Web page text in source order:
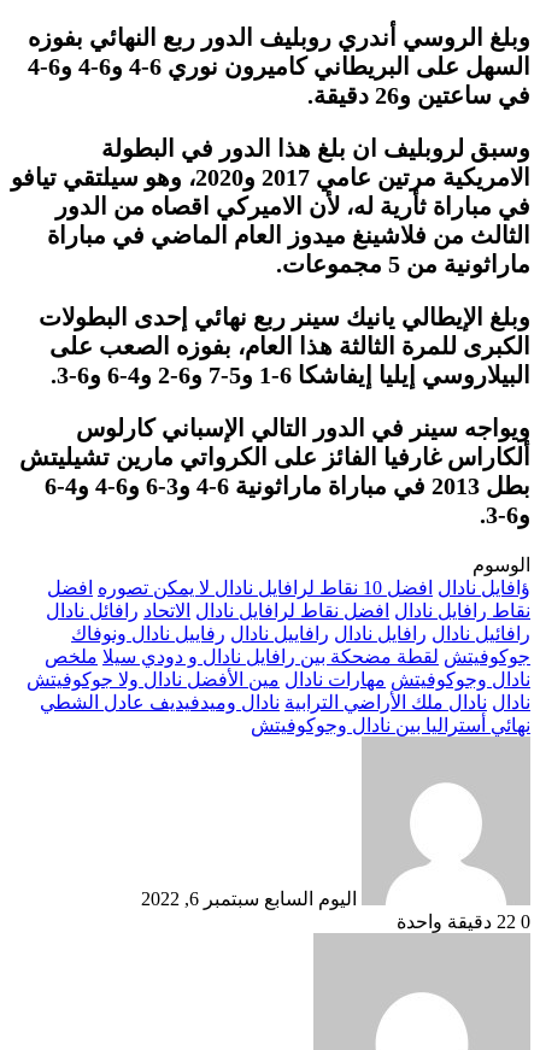
وبلغ الروسي أندري روبليف الدور ربع النهائي بفوزه
السهل على البريطاني كاميرون نوري 6-4 و6-4 و6-4
في ساعتين و26 دقيقة.
وسبق لروبليف ان بلغ هذا الدور في البطولة
الامريكية مرتين عامي 2017 و2020، وهو سيلتقي تيافو
في مباراة ثأرية له، لأن الاميركي اقصاه من الدور
الثالث من فلاشينغ ميدوز العام الماضي في مباراة
ماراثونية من 5 مجموعات.
وبلغ الإيطالي يانيك سينر ربع نهائي إحدى البطولات
الكبرى للمرة الثالثة هذا العام، بفوزه الصعب على
البيلاروسي إيليا إيفاشكا 6-1 و5-7 و6-2 و4-6 و6-3.
ويواجه سينر في الدور التالي الإسباني كارلوس
ألكاراس غارفيا الفائز على الكرواتي مارين تشيليتش
بطل 2013 في مباراة ماراثونية 6-4 و3-6 و6-4 و4-6
و6-3.
الوسوم
ؤافايل نادال افضل 10 نقاط لرافايل نادال لا يمكن تصوره
افضل
نقاط رافايل نادال افضل نقاط لرافايل نادال الاتحاد رافائل نادال
رافائيل نادال رافايل نادال رافاييل نادال رفاييل نادال ونوفاك
جوكوفيتش لقطة مضحكة بين رافايل نادال و دودي سيلا ملخص
نادال وجوكوفيتش مهارات نادال مين الأفضل نادال ولا جوكوفيتش
نادال نادال ملك الأراضي الترابية نادال وميدفيديف عادل الشطي
نهائي أستراليا بين نادال وجوكوفيتش
اليوم السابع سبتمبر 6, 2022
0
دقيقة واحدة